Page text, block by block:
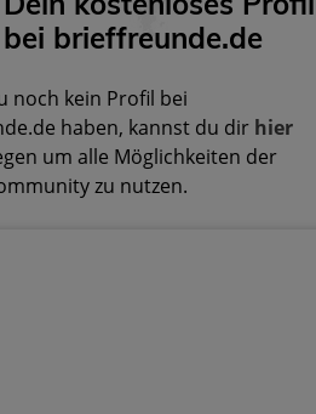
bei brieffreunde.de
noch kein Profil bei
haben, kannst du dir hier
um alle Möglichkeiten der
zu nutzen.